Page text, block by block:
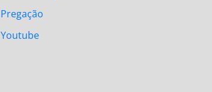
Pregação
Youtube